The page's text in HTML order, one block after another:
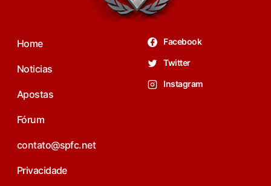
Home
Noticias
Apostas
Fórum
contato@spfc.net
Privacidade
Facebook
Twitter
Instagram